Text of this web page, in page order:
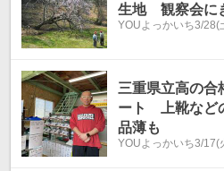
生地 観察会に
YOUよっかいち3/28(
三重県立高の
ート 上靴など
品薄も
YOUよっかいち3/17(